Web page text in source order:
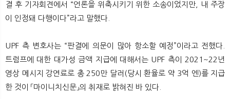
결 후 기자회견에서 “언론을 위축시키기 위한 소송이었지만, 내 주장
이 인정돼 다행이다”라고 말했다.
UPF 측 변호사는 “판결에 의문이 많아 항소할 예정”이라고 전했다.
트럼프에 대한 대가성 금액 지급에 대해서는 UPF 측이 2021~22년
영상 메시지 강연료로 총 250만 달러(당시 환율로 약 3억 엔)를 지급
한 것이 「마이니치신문」의 취재로 밝혀진 바 있다.